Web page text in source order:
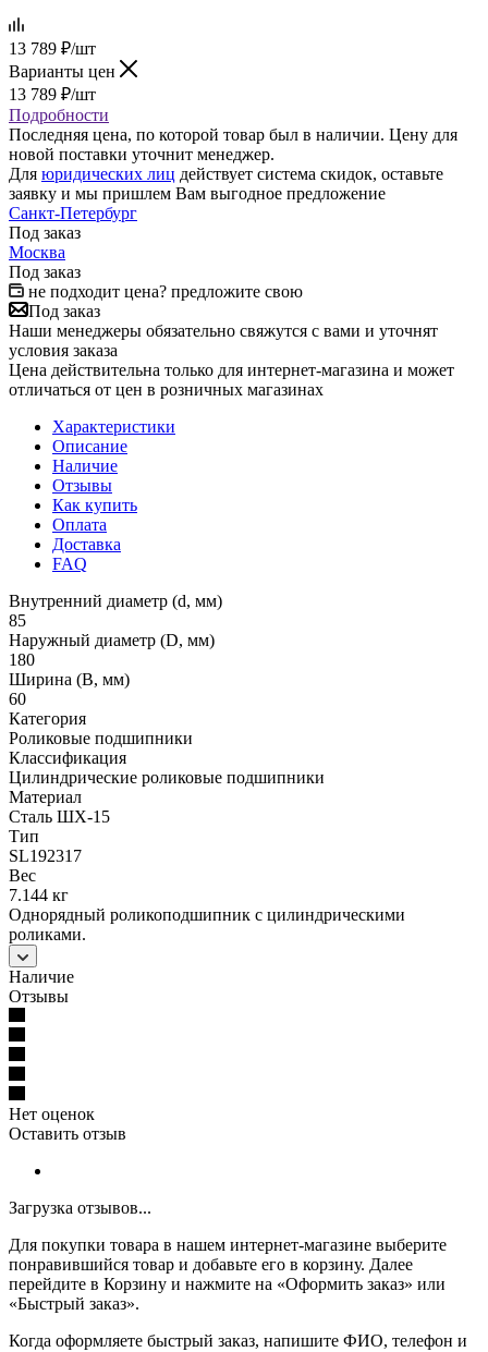
13 789 ₽/шт
Варианты цен
13 789 ₽/шт
Подробности
Последняя цена, по которой товар был в наличии. Цену для
новой поставки уточнит менеджер.
Для юридических лиц действует система скидок, оставьте
заявку и мы пришлем Вам выгодное предложение
Санкт-Петербург
Под заказ
Москва
Под заказ
не подходит цена? предложите свою
Под заказ
Наши менеджеры обязательно свяжутся с вами и уточнят
условия заказа
Цена действительна только для интернет-магазина и может
отличаться от цен в розничных магазинах
Характеристики
Описание
Наличие
Отзывы
Как купить
Оплата
Доставка
FAQ
Внутренний диаметр (d, мм)
85
Наружный диаметр (D, мм)
180
Ширина (B, мм)
60
Категория
Роликовые подшипники
Классификация
Цилиндрические роликовые подшипники
Материал
Сталь ШХ-15
Тип
SL192317
Вес
7.144 кг
Однорядный роликоподшипник с цилиндрическими
роликами.
Наличие
Отзывы
Нет оценок
Оставить отзыв
Загрузка отзывов...
Для покупки товара в нашем интернет-магазине выберите
понравившийся товар и добавьте его в корзину. Далее
перейдите в Корзину и нажмите на «Оформить заказ» или
«Быстрый заказ».
Когда оформляете быстрый заказ, напишите ФИО, телефон и